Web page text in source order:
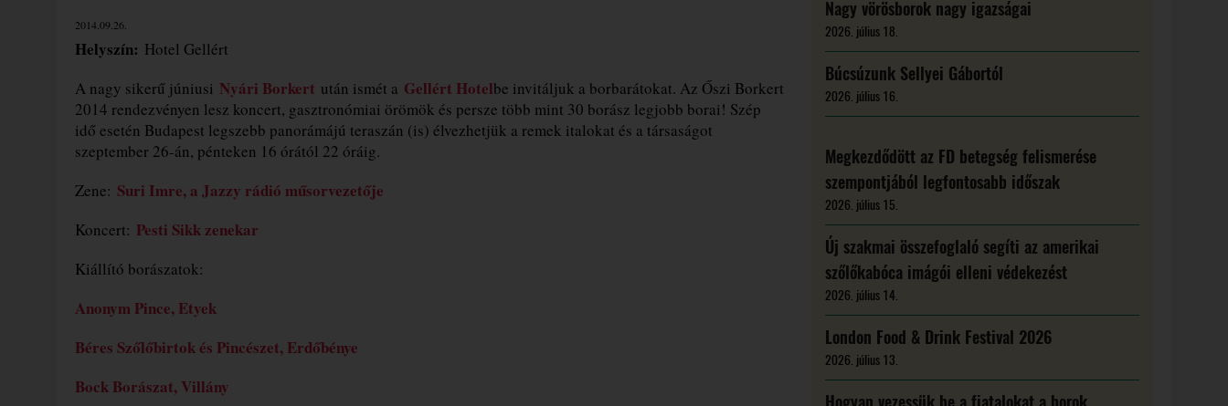
2014.09.26.
Helyszín: Hotel Gellért
A nagy sikerű júniusi Nyári Borkert után ismét a Gellért Hotelbe invitáljuk a borbarátokat. Az Őszi Borkert
2014 rendezvényen lesz koncert, gasztronómiai örömök és persze több mint 30 borász legjobb borai! Szép
idő esetén Budapest legszebb panorámájú teraszán (is) élvezhetjük a remek italokat és a társaságot
szeptember 26-án, pénteken 16 órától 22 óráig.
Zene: Suri Imre, a Jazzy rádió műsorvezetője
Koncert: Pesti Sikk zenekar
Kiállító borászatok:
Anonym Pince, Etyek
Béres Szőlőbirtok és Pincészet, Erdőbénye
Bock Borászat, Villány
Nagy vörösborok nagy igazságai
2026. július 18.
Búcsúzunk Sellyei Gábortól
2026. július 16.
Megkezdődött az FD betegség felismerése
szempontjából legfontosabb időszak
2026. július 15.
Új szakmai összefoglaló segíti az amerikai
szőlőkabóca imágói elleni védekezést
2026. július 14.
London Food & Drink Festival 2026
2026. július 13.